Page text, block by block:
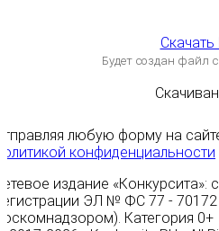
Скачать
Будет создан файл
любую форму на
конфиденциальности
издание «Конкурсита»:
ЭЛ № ФС 77 - 70172
Категория 0+